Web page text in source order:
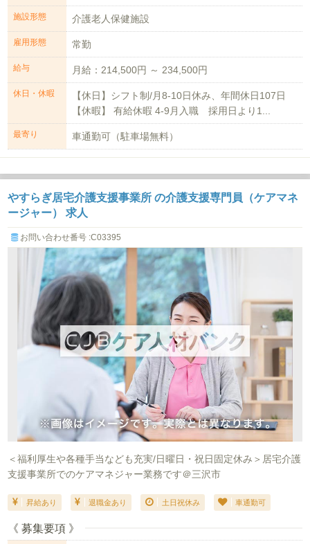
施設形態 介護老人保健施設
雇用形態 常勤
給与 月給：214,500円 ～ 234,500円
休日・休暇
【休日】シフト制/月8-10日休み、年間休日107日
【休暇】 有給休暇 4-9月入職 採用日より1...
最寄り 車通勤可（駐車場無料）
やすらぎ居宅介護支援事業所 の介護支援専門員（ケアマネ
ージャー） 求人
お問い合わせ番号 :C03395
＜福利厚生や各種手当なども充実/日曜日・祝日固定休み＞居宅介護
支援事業所でのケアマネジャー業務です＠三沢市
昇給あり 退職金あり 土日祝休み 車通勤可
《 募集要項 》